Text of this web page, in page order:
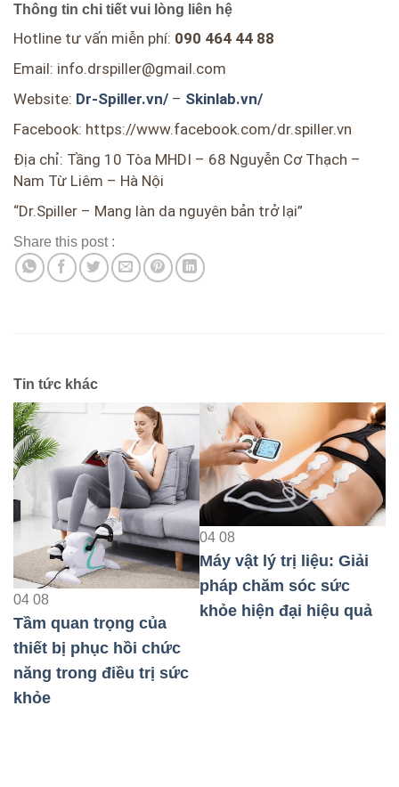
Thông tin chi tiết vui lòng liên hệ
Hotline tư vấn miễn phí: 090 464 44 88
Email: info.drspiller@gmail.com
Website: Dr-Spiller.vn/ – Skinlab.vn/
Facebook: https://www.facebook.com/dr.spiller.vn
Địa chỉ: Tầng 10 Tòa MHDI – 68 Nguyễn Cơ Thạch –
Nam Từ Liêm – Hà Nội
“Dr.Spiller – Mang làn da nguyên bản trở lại”
Share this post :
Tin tức khác
04 08
Tầm quan trọng của
thiết bị phục hồi chức
năng trong điều trị sức
khỏe
04 08
Máy vật lý trị liệu: Giải
pháp chăm sóc sức
khỏe hiện đại hiệu quả